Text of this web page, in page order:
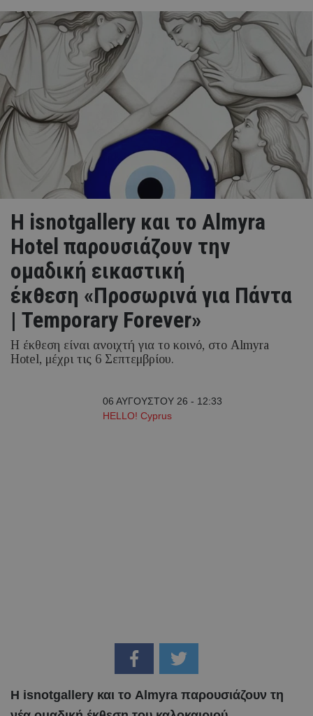
H isnotgallery και το Almyra
Hotel παρουσιάζουν την
ομαδική εικαστική
έκθεση «Προσωρινά για Πάντα
| Temporary Forever»
Η έκθεση είναι ανοιχτή για το κοινό, στο Almyra
Hotel, μέχρι τις 6 Σεπτεμβρίου.
06 ΑΥΓΟΥΣΤΟΥ 26 - 12:33
HELLO! Cyprus
Η isnotgallery και το Almyra παρουσιάζουν τη